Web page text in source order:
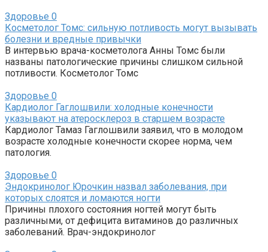
Здоровье 0
Косметолог Томс: сильную потливость могут вызывать
болезни и вредные привычки
В интервью врача-косметолога Анны Томс были
названы патологические причины слишком сильной
потливости. Косметолог Томс
Здоровье 0
Кардиолог Гаглошвили: холодные конечности
указывают на атеросклероз в старшем возрасте
Кардиолог Тамаз Гаглошвили заявил, что в молодом
возрасте холодные конечности скорее норма, чем
патология.
Здоровье 0
Эндокринолог Юрочкин назвал заболевания, при
которых слоятся и ломаются ногти
Причины плохого состояния ногтей могут быть
различными, от дефицита витаминов до различных
заболеваний. Врач-эндокринолог